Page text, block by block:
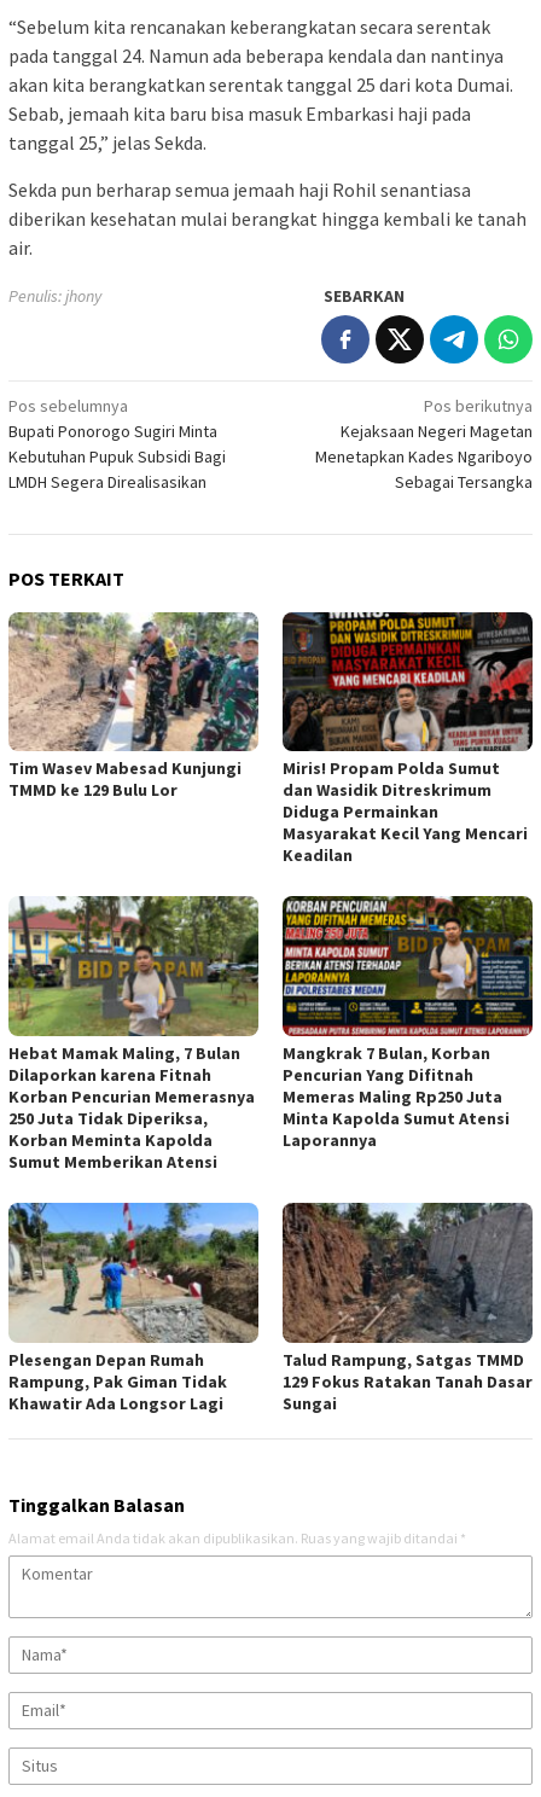
“Sebelum kita rencanakan keberangkatan secara serentak
pada tanggal 24. Namun ada beberapa kendala dan nantinya
akan kita berangkatkan serentak tanggal 25 dari kota Dumai.
Sebab, jemaah kita baru bisa masuk Embarkasi haji pada
tanggal 25,” jelas Sekda.
Sekda pun berharap semua jemaah haji Rohil senantiasa
diberikan kesehatan mulai berangkat hingga kembali ke tanah
air.
Penulis: jhony SEBARKAN
Navigasi
pos
Pos sebelumnya
Bupati Ponorogo Sugiri Minta
Kebutuhan Pupuk Subsidi Bagi
LMDH Segera Direalisasikan
Pos berikutnya
Kejaksaan Negeri Magetan
Menetapkan Kades Ngariboyo
Sebagai Tersangka
POS TERKAIT
Tim Wasev Mabesad Kunjungi
TMMD ke 129 Bulu Lor
Miris! Propam Polda Sumut
dan Wasidik Ditreskrimum
Diduga Permainkan
Masyarakat Kecil Yang Mencari
Keadilan
Hebat Mamak Maling, 7 Bulan
Dilaporkan karena Fitnah
Korban Pencurian Memerasnya
250 Juta Tidak Diperiksa,
Korban Meminta Kapolda
Sumut Memberikan Atensi
Mangkrak 7 Bulan, Korban
Pencurian Yang Difitnah
Memeras Maling Rp250 Juta
Minta Kapolda Sumut Atensi
Laporannya
Plesengan Depan Rumah
Rampung, Pak Giman Tidak
Khawatir Ada Longsor Lagi
Talud Rampung, Satgas TMMD
129 Fokus Ratakan Tanah Dasar
Sungai
Tinggalkan Balasan
Alamat email Anda tidak akan dipublikasikan. Ruas yang wajib ditandai *